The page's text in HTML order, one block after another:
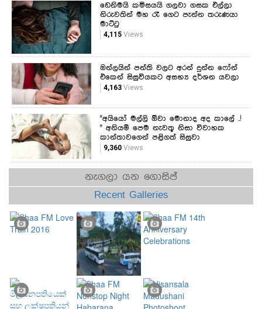
ඩෙනිමයි කමිසයයි ගලවා ගසක එල්ලා
නිරුවතින් මහ රෑ ගෙට පැන්න තරුණයා
මාට්ටු
4,115Views
ඔන්ලයින් පන්ති වලට අරන් දුන්න ෆෝන්
එකෙන් සිසුවියකට අසභ්‍ය දර්ශන යවලා
4,163Views
"අයියෝ මල්ලි ඕවා මොනාද අද කාලේ ..!
" අනියම් පෙම නැවතූ නිසා විවාහක
කාන්තාවගෙන් පළිගත් සිසුවා
9,360Views
නැගලා යන ගොසිප්
Recent Galleries